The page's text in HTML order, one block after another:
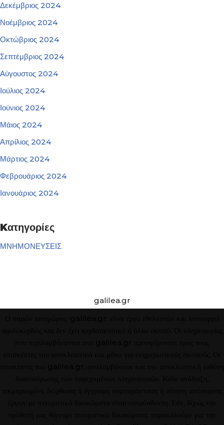
Δεκέμβριος 2024
Νοέμβριος 2024
Οκτώβριος 2024
Σεπτέμβριος 2024
Αύγουστος 2024
Ιούλιος 2024
Ιούνιος 2024
Μάιος 2024
Απρίλιος 2024
Μάρτιος 2024
Φεβρουάριος 2024
Ιανουάριος 2024
Kατηγορίες
ΜΝΗΜΟΝΕΥΣΕΙΣ
galilea.gr